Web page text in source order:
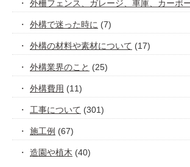
外柵フェンス、ガレージ、車庫、カーポ
外構で迷った時に (7)
外構の材料や素材について (17)
外構業界のこと (25)
外構費用 (11)
工事について (301)
施工例 (67)
造園や植木 (40)